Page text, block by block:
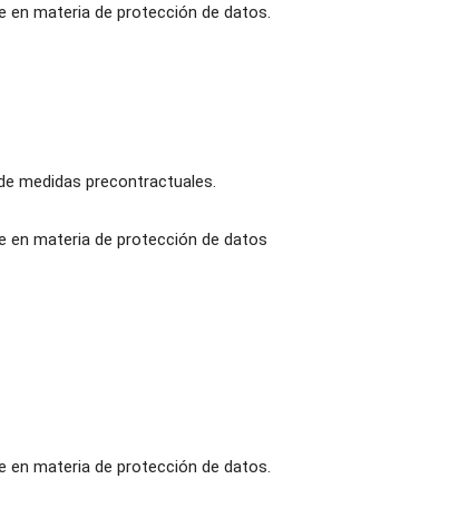
en materia de protección de datos.
medidas precontractuales.
en materia de protección de datos
en materia de protección de datos.